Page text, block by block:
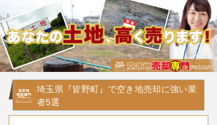
埼玉県『皆野町』で空き地売却に強い業
者5選